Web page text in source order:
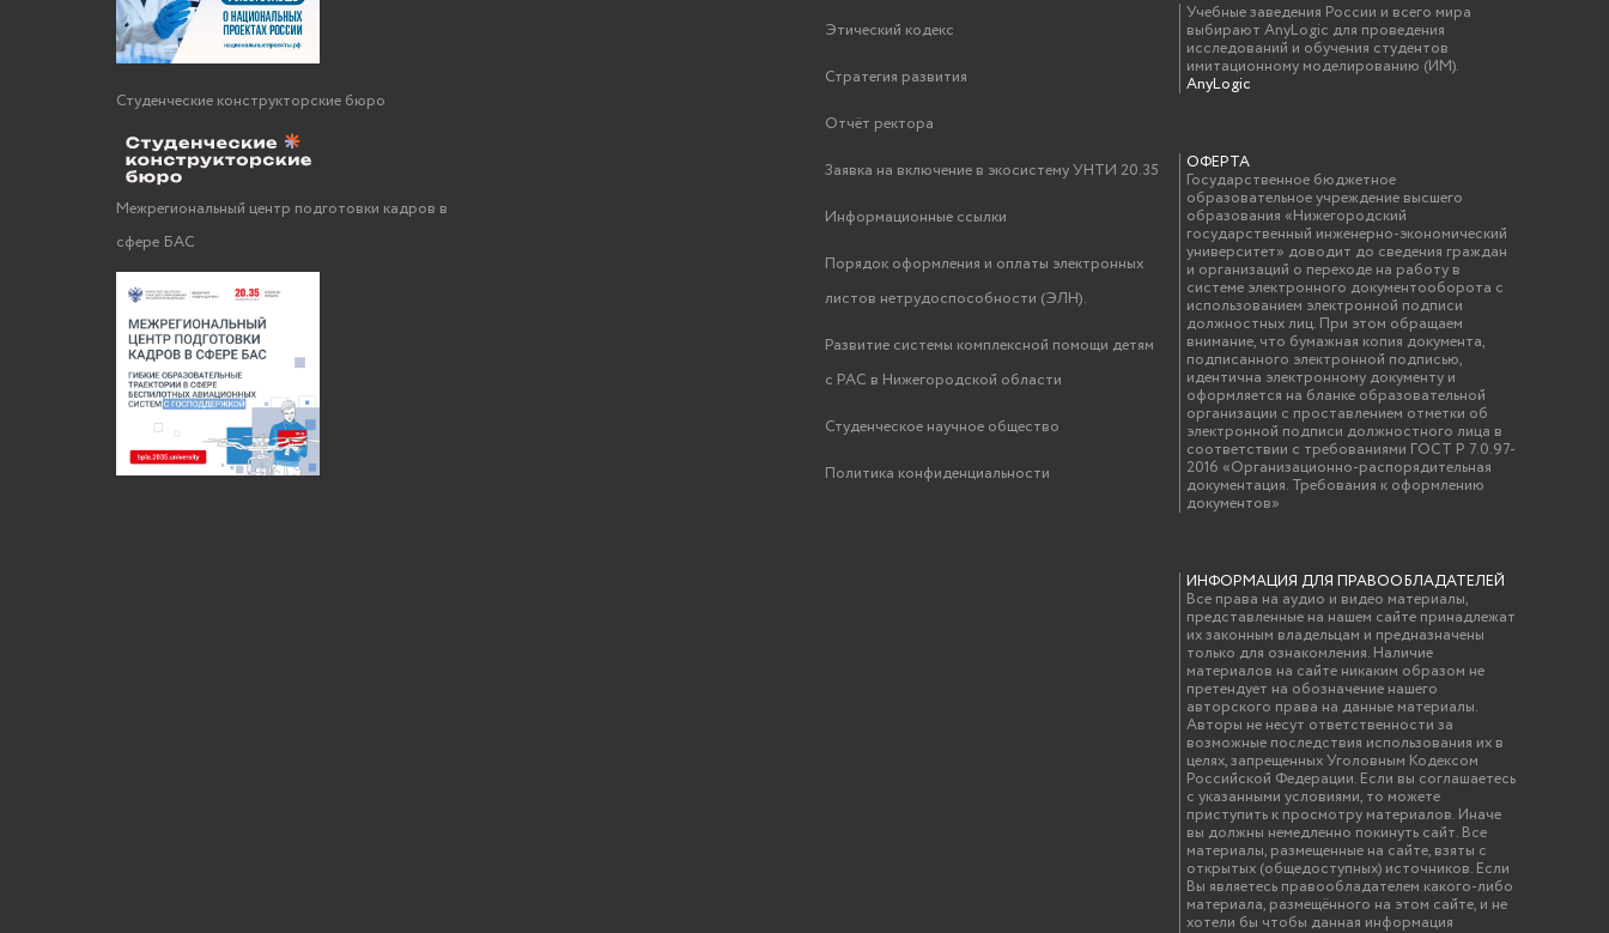
Студенческие конструкторские бюро
Межрегиональный центр подготовки кадров в
сфере БАС
Этический кодекс
Стратегия развития
Отчёт ректора
Заявка на включение в экосистему УНТИ 20.35
Информационные ссылки
Порядок оформления и оплаты электронных
листов нетрудоспособности (ЭЛН).
Развитие системы комплексной помощи детям
с РАС в Нижегородской области
Студенческое научное общество
Политика конфиденциальности
Учебные заведения России и всего мира
выбирают AnyLogic для проведения
исследований и обучения студентов
имитационному моделированию (ИМ).
AnyLogic
ОФЕРТА
Государственное бюджетное
образовательное учреждение высшего
образования «Нижегородский
государственный инженерно-экономический
университет» доводит до сведения граждан
и организаций о переходе на работу в
системе электронного документооборота с
использованием электронной подписи
должностных лиц. При этом обращаем
внимание, что бумажная копия документа,
подписанного электронной подписью,
идентична электронному документу и
оформляется на бланке образовательной
организации с проставлением отметки об
электронной подписи должностного лица в
соответствии с требованиями ГОСТ Р 7.0.97-
2016 «Организационно-распорядительная
документация. Требования к оформлению
документов»
ИНФОРМАЦИЯ ДЛЯ ПРАВООБЛАДАТЕЛЕЙ
Все права на аудио и видео материалы,
представленные на нашем сайте принадлежат
их законным владельцам и предназначены
только для ознакомления. Наличие
материалов на сайте никаким образом не
претендует на обозначение нашего
авторского права на данные материалы.
Авторы не несут ответственности за
возможные последствия использования их в
целях, запрещенных Уголовным Кодексом
Российской Федерации. Если вы соглашаетесь
с указанными условиями, то можете
приступить к просмотру материалов. Иначе
вы должны немедленно покинуть сайт. Все
материалы, размещенные на сайте, взяты с
открытых (общедоступных) источников. Если
Вы являетесь правообладателем какого-либо
материала, размещённого на этом сайте, и не
хотели бы чтобы данная информация